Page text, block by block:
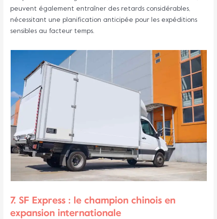
peuvent également entraîner des retards considérables,
nécessitant une planification anticipée pour les expéditions
sensibles au facteur temps.
7. SF Express : le champion chinois en
expansion internationale